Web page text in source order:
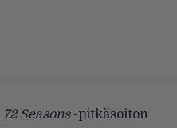
72 Seasons-pitkäsoiton